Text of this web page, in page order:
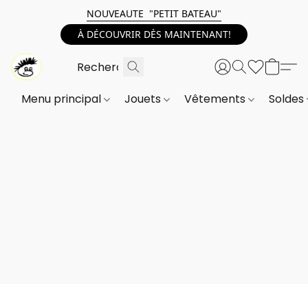
NOUVEAUTE "PETIT BATEAU"
À DÉCOUVRIR DÈS MAINTENANT!
Menu principal Jouets Vêtements Soldes